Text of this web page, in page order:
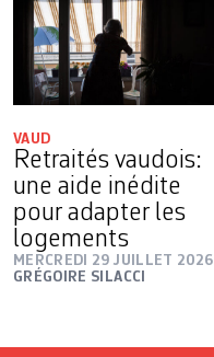
VAUD
Retraités vaudois:
une aide inédite
pour adapter les
logements
MERCREDI 29 JUILLET 2026
GRÉGOIRE SILACCI